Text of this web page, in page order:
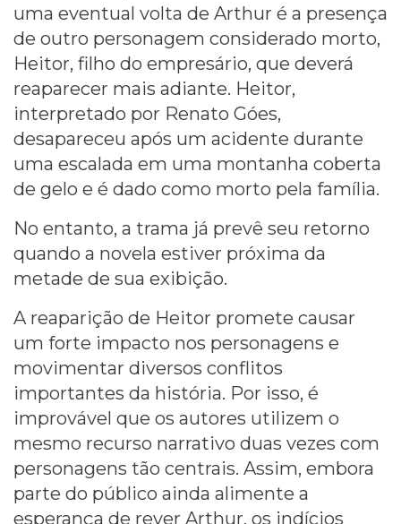
uma eventual volta de Arthur é a presença
de outro personagem considerado morto,
Heitor, filho do empresário, que deverá
reaparecer mais adiante. Heitor,
interpretado por Renato Góes,
desapareceu após um acidente durante
uma escalada em uma montanha coberta
de gelo e é dado como morto pela família.
No entanto, a trama já prevê seu retorno
quando a novela estiver próxima da
metade de sua exibição.
A reaparição de Heitor promete causar
um forte impacto nos personagens e
movimentar diversos conflitos
importantes da história. Por isso, é
improvável que os autores utilizem o
mesmo recurso narrativo duas vezes com
personagens tão centrais. Assim, embora
parte do público ainda alimente a
esperança de rever Arthur, os indícios